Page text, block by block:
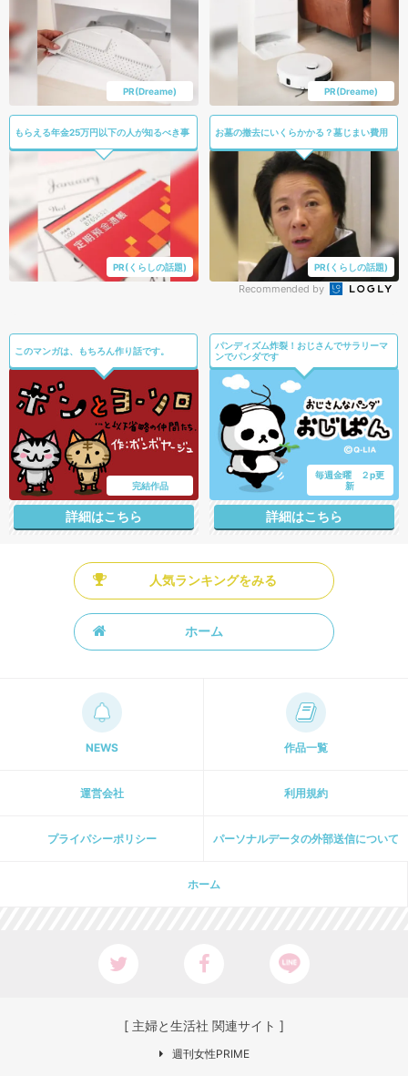
PR(Dreame) PR(Dreame)
もらえる年金25万円以下の人が知るべき事
PR(くらしの話題)
お墓の撤去にいくらかかる？墓じまい費用
PR(くらしの話題)
Recommended by
このマンガは、もちろん作り話です。
完結作品
詳細はこちら
パンディズム炸裂！おじさんでサラリーマ
ンでパンダです
毎週金曜 ２p更
新
詳細はこちら
人気ランキングをみる
ホーム
NEWS 作品一覧
運営会社 利用規約
プライパシーポリシー パーソナルデータの外部送信について
ホーム
[ 主婦と生活社 関連サイト ]
週刊女性PRIME